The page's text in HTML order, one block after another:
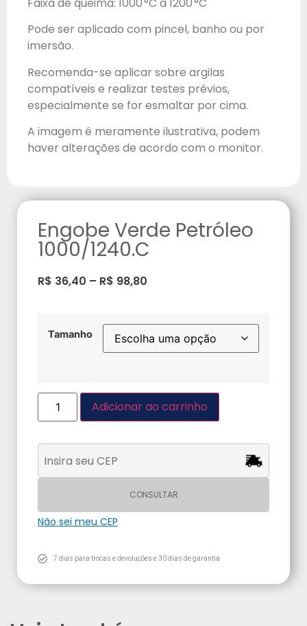
Pode ser aplicado com pincel, banho ou por
imersão.
Recomenda-se aplicar sobre argilas
compatíveis e realizar testes prévios,
especialmente se for esmaltar por cima.
A imagem é meramente ilustrativa, podem
haver alterações de acordo com o monitor.
Engobe Verde Petróleo
1000/1240.C
R$ 36,40 – R$ 98,80
Tamanho
Adicionar ao carrinho
CONSULTAR
Não sei meu CEP
7 dias para trocas e devoluções e 30 dias de garantia